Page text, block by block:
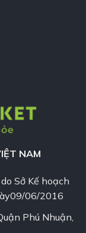
NAM
Sở Kế hoạch
06/2016
Phú Nhuận,